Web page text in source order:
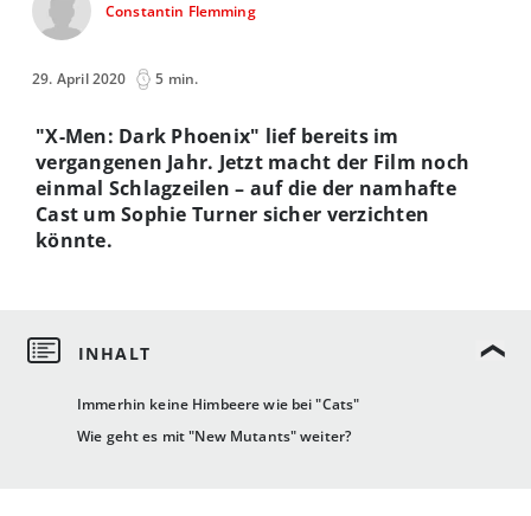
Constantin Flemming
29. April 2020 5 min.
Immerhin keine Himbeere wie bei "Cats"
Wie geht es mit "New Mutants" weiter?
"X-Men: Dark Phoenix" lief bereits im
vergangenen Jahr. Jetzt macht der Film noch
einmal Schlagzeilen – auf die der namhafte
Cast um Sophie Turner sicher verzichten
könnte.